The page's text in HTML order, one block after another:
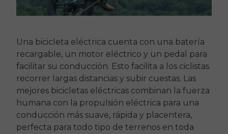
Una bicicleta eléctrica cuenta con una batería
recargable, un motor eléctrico y un pedal para
facilitar su conducción. Esto facilita a los ciclistas
recorrer largas distancias y subir cuestas. Las
mejores bicicletas eléctricas combinan la fuerza
humana con la propulsión eléctrica para una
conducción más suave, rápida y placentera,
perfecta para todo tipo de terrenos en toda